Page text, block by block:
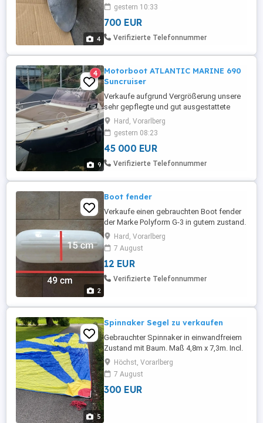
4
Grundberührung oder Beschädigungen.
Waren für mich zu klein deshalb der
Verkauf ! Abholung in Vorarlberg 6973
Höchst
gestern 10:33
700 EUR
Verifizierte Telefonnummer
9
4
Motorboot ATLANTIC MARINE 690
Suncruiser
Verkaufe aufgrund Vergrößerung unsere
sehr gepflegte und gut ausgestattete
Atlantic Marine 690. Das Boot verfügt über
eine großzügige Schlupfkabine, die für
Übernachtungen ausreichend ist und auch
über genügend Stauraum verfügt. Viel
Stauraum ist auch unter der hinteren
...
Hard, Vorarlberg
gestern 08:23
45 000 EUR
Verifizierte Telefonnummer
2
Boot fender
Verkaufe einen gebrauchten Boot fender
der Marke Polyform G-3 in gutem zustand.
Maße: Höhe 49 cm breite 15cm 12 Euro fix
Preis (Abgabe nur vor Ort und gegen
Barzahlung)
Hard, Vorarlberg
7 August
12 EUR
Verifizierte Telefonnummer
5
Spinnaker Segel zu verkaufen
Gebrauchter Spinnaker in einwandfreiem
Zustand mit Baum. Maß 4,8m x 7,3m. Incl.
neue Leinen + Spibaum Dm 40mm x 2,6m
Länge
Höchst, Vorarlberg
7 August
300 EUR